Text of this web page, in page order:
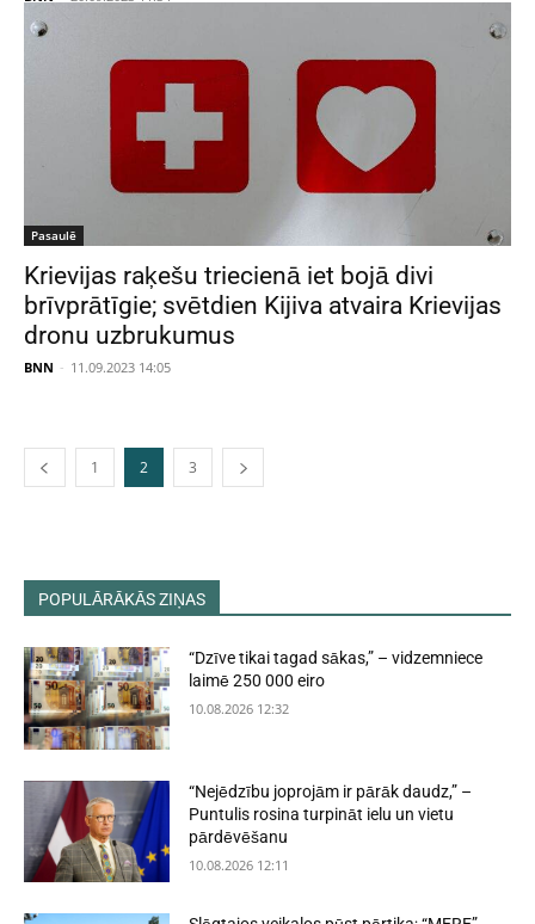
Pasaulē
Krievijas raķešu triecienā iet bojā divi
brīvprātīgie; svētdien Kijiva atvaira Krievijas
dronu uzbrukumus
BNN - 11.09.2023 14:05
1 2 3
POPULĀRĀKĀS ZIŅAS
“Dzīve tikai tagad sākas,” – vidzemniece
laimē 250 000 eiro
10.08.2026 12:32
“Nejēdzību joprojām ir pārāk daudz,” –
Puntulis rosina turpināt ielu un vietu
pārdēvēšanu
10.08.2026 12:11